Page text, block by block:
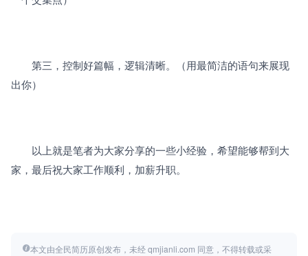
第三，控制好篇幅，逻辑清晰。（用最简洁的语句来展现
出你）
以上就是笔者为大家分享的一些小经验，希望能够帮到大
家，最后祝大家工作顺利，加薪升职。
本文由全民简历原创发布，未经 qmjianli.com 同意，不得转载或采